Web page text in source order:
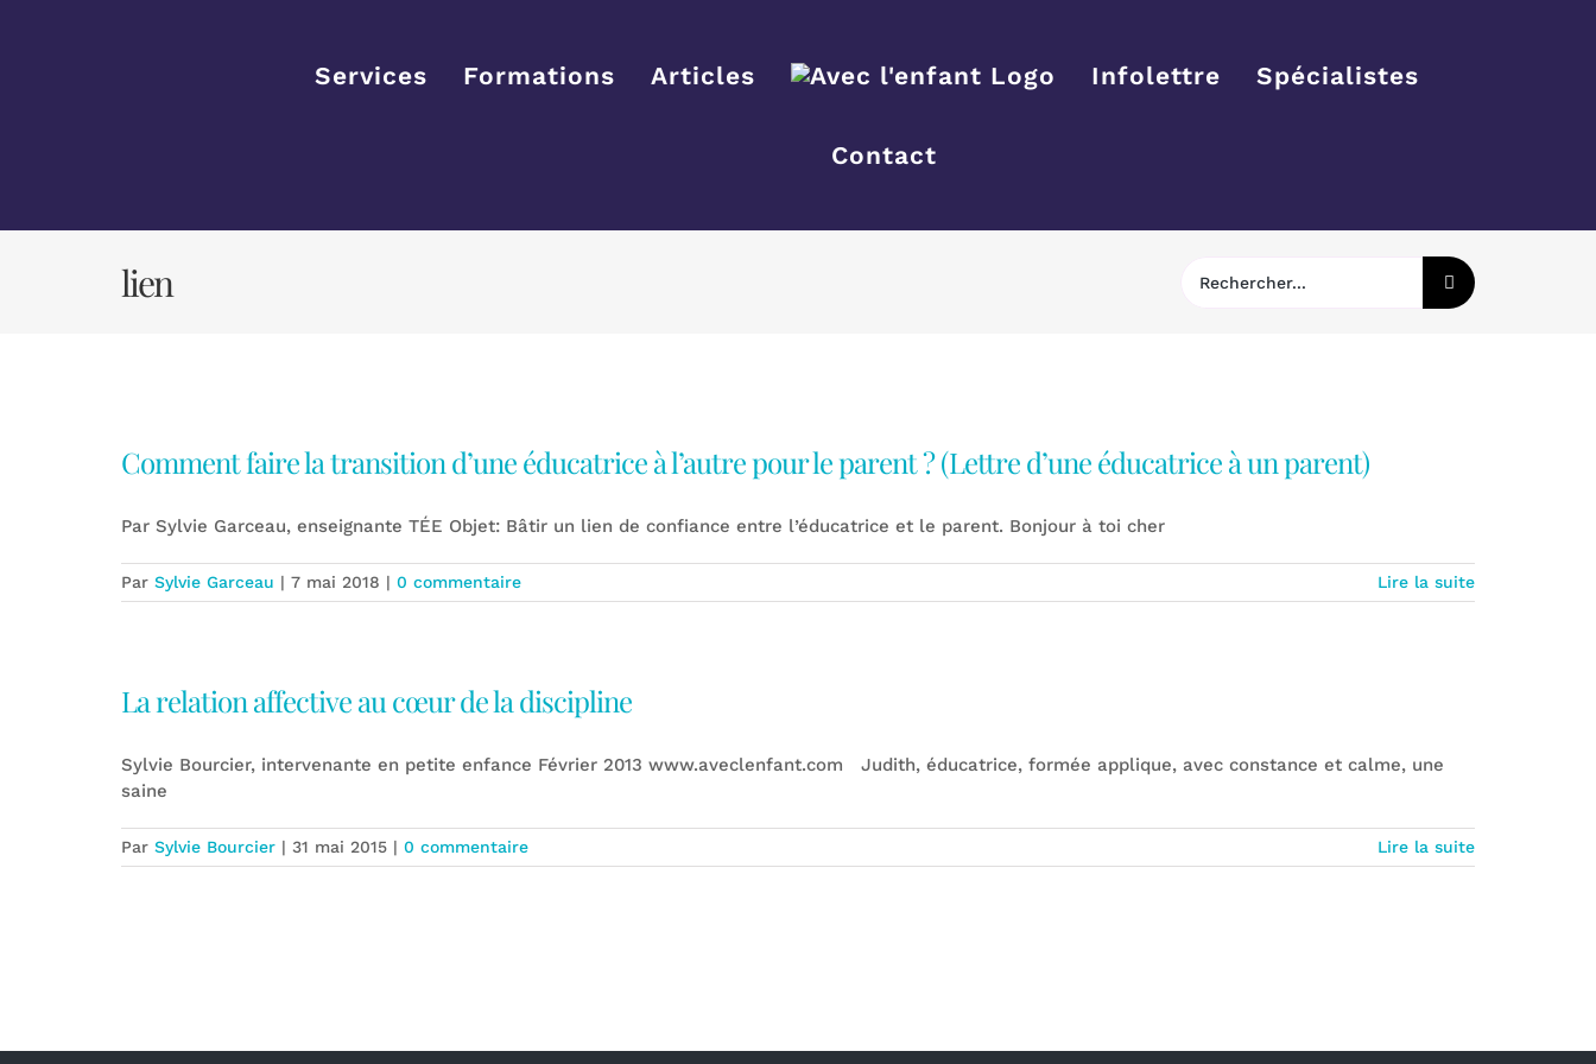
Services Formations Articles Infolettre Spécialistes
Contact
lien
Comment faire la transition d’une éducatrice à l’autre pour le parent ? (Lettre d’une éducatrice à un parent)
Par Sylvie Garceau, enseignante TÉE Objet: Bâtir un lien de confiance entre l’éducatrice et le parent. Bonjour à toi cher
Par Sylvie Garceau | 7 mai 2018 | 0 commentaire Lire la suite
La relation affective au cœur de la discipline
Sylvie Bourcier, intervenante en petite enfance Février 2013 www.aveclenfant.com Judith, éducatrice, formée applique, avec constance et calme, une
saine
Par Sylvie Bourcier | 31 mai 2015 | 0 commentaire Lire la suite